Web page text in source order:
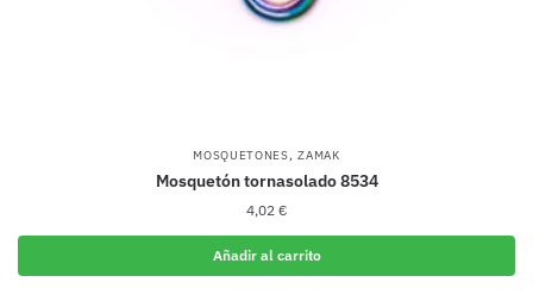
MOSQUETONES,ZAMAK
Mosquetón tornasolado 8534
4,02 €
Añadir al carrito